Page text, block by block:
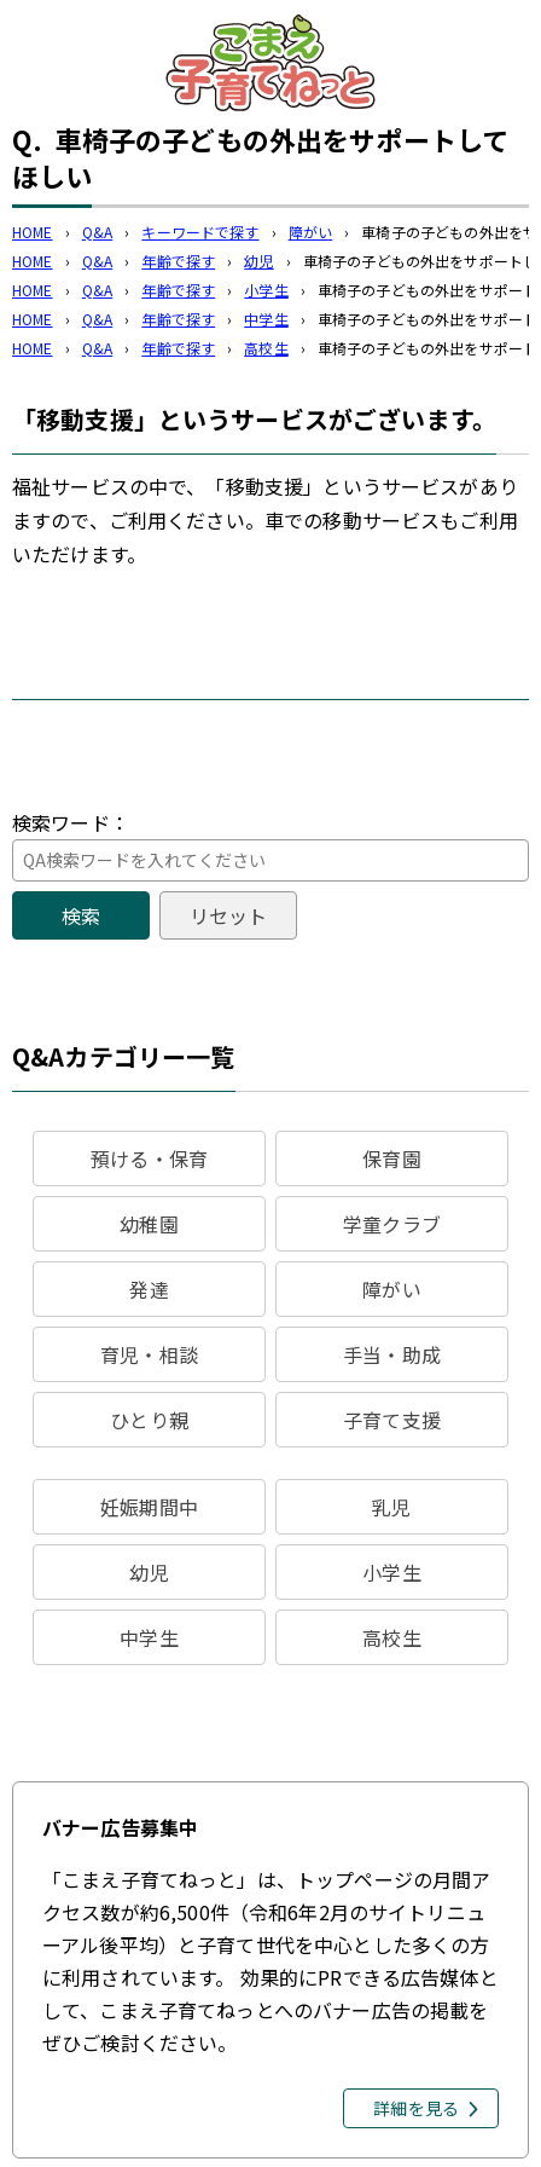
このページの本文へ
Q. 車椅子の子どもの外出をサポートして
ほしい
HOME › Q&A › キーワードで探す › 障がい ›
車椅子の子どもの外出を
HOME
› Q&A › 年齢で探す › 幼児 ›
車椅子の子どもの外出をサポート
HOME
› Q&A › 年齢で探す › 小学生 ›
車椅子の子どもの外出をサポー
HOME
› Q&A › 年齢で探す › 中学生 ›
車椅子の子どもの外出をサポー
HOME
› Q&A › 年齢で探す › 高校生 › 車椅子の子どもの外出をサポー
「移動支援」というサービスがございます。
福祉サービスの中で、「移動支援」というサービスがあり
ますので、ご利用ください。車での移動サービスもご利用
いただけます。
検索ワード：
Q&Aカテゴリー一覧
預ける・保育 保育園
幼稚園 学童クラブ
発達 障がい
育児・相談 手当・助成
ひとり親 子育て支援
妊娠期間中 乳児
幼児 小学生
中学生 高校生
バナー広告募集中
「こまえ子育てねっと」は、トップページの月間ア
クセス数が約6,500件（令和6年2月のサイトリニュ
ーアル後平均）と子育て世代を中心とした多くの方
に利用されています。 効果的にPRできる広告媒体と
して、こまえ子育てねっとへのバナー広告の掲載を
ぜひご検討ください。
詳細を見る